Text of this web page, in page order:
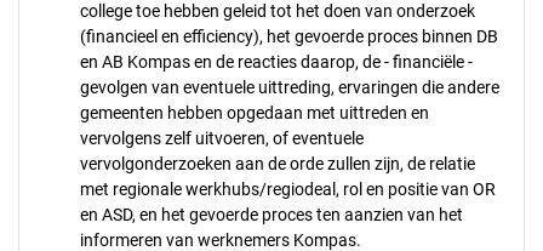
college toe hebben geleid tot het doen van onderzoek
(financieel en efficiency), het gevoerde proces binnen DB
en AB Kompas en de reacties daarop, de - financiële -
gevolgen van eventuele uittreding, ervaringen die andere
gemeenten hebben opgedaan met uittreden en
vervolgens zelf uitvoeren, of eventuele
vervolgonderzoeken aan de orde zullen zijn, de relatie
met regionale werkhubs/regiodeal, rol en positie van OR
en ASD, en het gevoerde proces ten aanzien van het
informeren van werknemers Kompas.